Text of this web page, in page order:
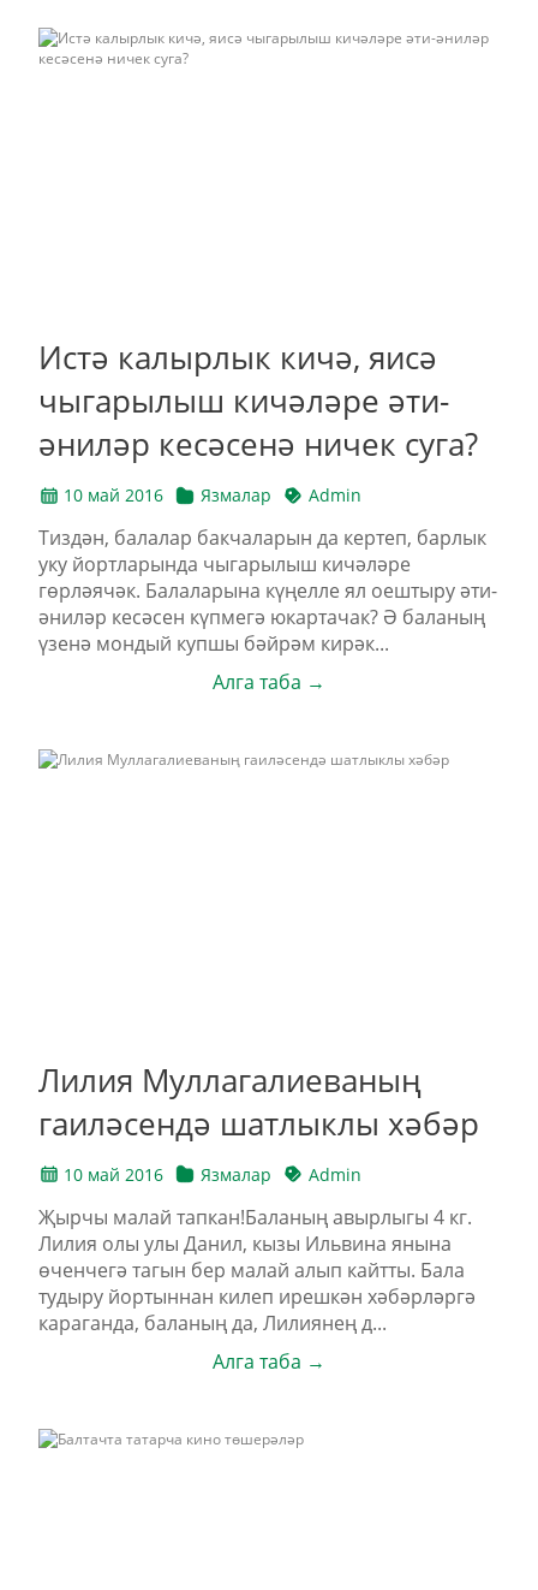
Истә калырлык кичә, яисә
чыгарылыш кичәләре әти-
әниләр кесәсенә ничек суга?
10 май 2016 Язмалар Admin
Тиздән, балалар бакчаларын да кертеп, барлык
уку йортларында чыгарылыш кичәләре
гөрләячәк. Балаларына күңелле ял оештыру әти-
әниләр кесәсен күпмегә юкартачак? Ә баланың
үзенә мондый купшы бәйрәм кирәк...
Алга таба →
Лилия Муллагалиеваның
гаиләсендә шатлыклы хәбәр
10 май 2016 Язмалар Admin
Җырчы малай тапкан!Баланың авырлыгы 4 кг.
Лилия олы улы Данил, кызы Ильвина янына
өченчегә тагын бер малай алып кайтты. Бала
тудыру йортыннан килеп ирешкән хәбәрләргә
караганда, баланың да, Лилиянең д...
Алга таба →